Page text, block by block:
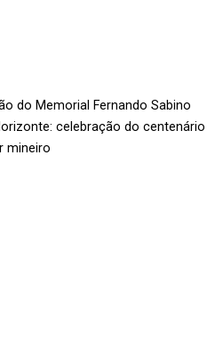
do Memorial Fernando Sabino
celebração do centenário
mineiro